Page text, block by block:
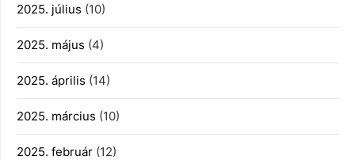
2025. július (10)
2025. május (4)
2025. április (14)
2025. március (10)
2025. február (12)